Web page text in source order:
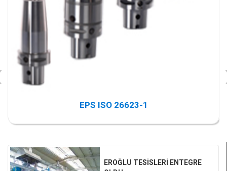
EPS ISO 26623-1
EROĞLU TESİSLERİ ENTEGRE